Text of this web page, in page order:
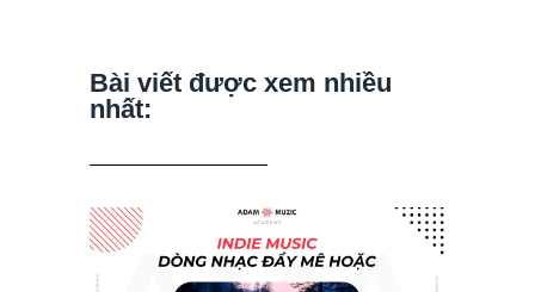
Bài viết được xem nhiều
nhất: